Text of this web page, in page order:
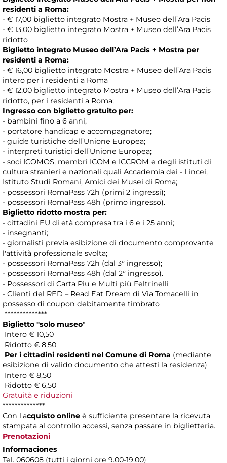
residenti a Roma:
- € 17,00 biglietto integrato Mostra + Museo dell’Ara Pacis
- € 13,00 biglietto integrato Mostra + Museo dell’Ara Pacis
ridotto
Biglietto integrato Museo dell’Ara Pacis + Mostra per
residenti a Roma:
- € 16,00 biglietto integrato Mostra + Museo dell’Ara Pacis
intero per i residenti a Roma
- € 12,00 biglietto integrato Mostra + Museo dell’Ara Pacis
ridotto, per i residenti a Roma;
Ingresso con biglietto gratuito per:
- bambini fino a 6 anni;
- portatore handicap e accompagnatore;
- guide turistiche dell’Unione Europea;
- interpreti turistici dell’Unione Europea;
- soci ICOMOS, membri ICOM e ICCROM e degli istituti di
cultura stranieri e nazionali quali Accademia dei - Lincei,
Istituto Studi Romani, Amici dei Musei di Roma;
- possessori RomaPass 72h (primi 2 ingressi);
- possessori RomaPass 48h (primo ingresso).
Biglietto ridotto mostra per:
- cittadini EU di età compresa tra i 6 e i 25 anni;
- insegnanti;
- giornalisti previa esibizione di documento comprovante
l'attività professionale svolta;
- possessori RomaPass 72h (dal 3° ingresso);
- possessori RomaPass 48h (dal 2° ingresso).
- Possessori di Carta Piu e Multi più Feltrinelli
- Clienti del RED – Read Eat Dream di Via Tomacelli in
possesso di coupon debitamente timbrato
**************
Biglietto "solo museo"
Intero € 10,50
Ridotto € 8,50
Per i cittadini residenti nel Comune di Roma (mediante
esibizione di valido documento che attesti la residenza)
Intero € 8,50
Ridotto € 6,50
Gratuità e riduzioni
**************
Con l'acquisto online è sufficiente presentare la ricevuta
stampata al controllo accessi, senza passare in biglietteria.
Prenotazioni
Informaciones
Tel. 060608 (tutti i giorni ore 9.00-19.00)